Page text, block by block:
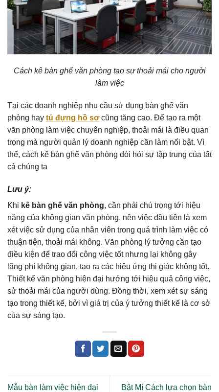
Cách kê bàn ghế văn phòng tạo sự thoải mái cho người
làm việc
Tại các doanh nghiệp nhu cầu sử dụng bàn ghế văn
phòng hay tủ đựng hồ sơcũng tăng cao. Để tạo ra một
văn phòng làm việc chuyên nghiệp, thoải mái là điều quan
trọng mà người quản lý doanh nghiệp cần làm nổi bật. Vì
thế, cách kê bàn ghế văn phòng đòi hỏi sự tập trung của tất
cả chúng ta
Lưu ý:
Khi kê bàn ghế văn phòng, cần phải chú trọng tới hiệu
năng của không gian văn phòng, nên việc đầu tiên là xem
xét việc sử dụng của nhân viên trong quá trình làm việc có
thuận tiện, thoải mái không. Văn phòng lý tưởng cần tạo
điều kiện để trao đổi công việc tốt nhưng lại không gây
lãng phí không gian, tạo ra các hiệu ứng thị giác không tốt.
Thiết kế văn phòng hiện đại hướng tới hiệu quả công việc,
sử thoải mái của người dùng. Đồng thời, xem xét sự sáng
tạo trong thiết kế, bởi vì giá trị của ý tưởng thiết kế là cơ sở
của sự sáng tạo.
Mẫu bàn làm việc hiện đại
Bật Mí Cách lựa chọn bàn